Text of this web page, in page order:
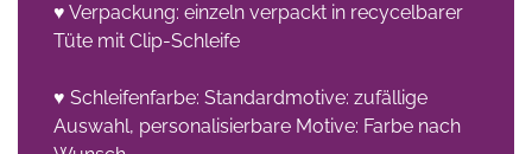
♥ Verpackung: einzeln verpackt in recycelbarer
Tüte mit Clip-Schleife
♥ Schleifenfarbe: Standardmotive: zufällige
Auswahl, personalisierbare Motive: Farbe nach